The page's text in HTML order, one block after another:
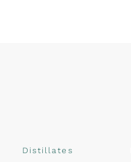
Distillates